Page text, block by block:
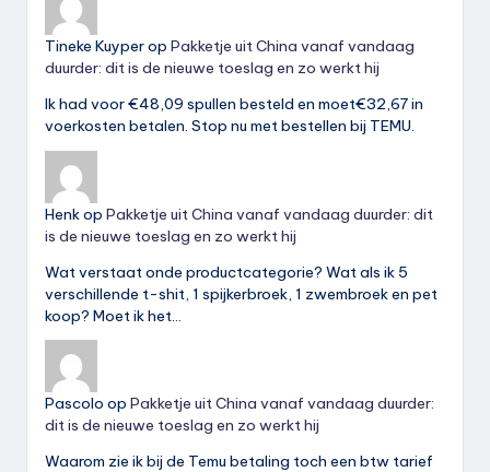
Tineke Kuyperop Pakketje uit China vanaf vandaag
duurder: dit is de nieuwe toeslag en zo werkt hij
Ik had voor €48,09 spullen besteld en moet€32,67 in
voerkosten betalen. Stop nu met bestellen bij TEMU.
Henkop Pakketje uit China vanaf vandaag duurder: dit
is de nieuwe toeslag en zo werkt hij
Wat verstaat onde productcategorie? Wat als ik 5
verschillende t-shit, 1 spijkerbroek, 1 zwembroek en pet
koop? Moet ik het…
Pascolo op Pakketje uit China vanaf vandaag duurder:
dit is de nieuwe toeslag en zo werkt hij
Waarom zie ik bij de Temu betaling toch een btw tarief